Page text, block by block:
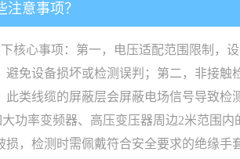
意事项？
核心事项：第一，电压适配范围限制，
免设备损坏或检测误判；第二，非接
类线缆的屏蔽层会屏蔽电场信号导致检
功率变频器、高压变压器周边2米范围
，检测时需佩戴符合安全要求的绝缘